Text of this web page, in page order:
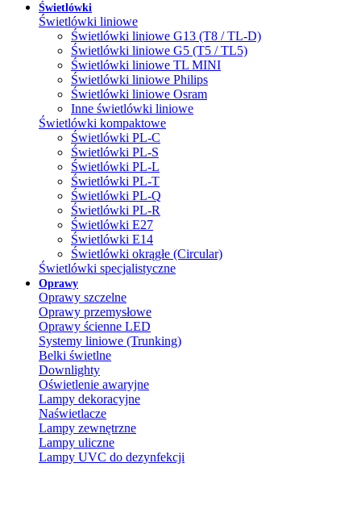
Świetlówki
Świetlówki liniowe
Świetlówki liniowe G13 (T8 / TL-D)
Świetlówki liniowe G5 (T5 / TL5)
Świetlówki liniowe TL MINI
Świetlówki liniowe Philips
Świetlówki liniowe Osram
Inne świetlówki liniowe
Świetlówki kompaktowe
Świetlówki PL-C
Świetlówki PL-S
Świetlówki PL-L
Świetlówki PL-T
Świetlówki PL-Q
Świetlówki PL-R
Świetlówki E27
Świetlówki E14
Świetlówki okrągłe (Circular)
Świetlówki specjalistyczne
Oprawy
Oprawy szczelne
Oprawy przemysłowe
Oprawy ścienne LED
Systemy liniowe (Trunking)
Belki świetlne
Downlighty
Oświetlenie awaryjne
Lampy dekoracyjne
Naświetlacze
Lampy zewnętrzne
Lampy uliczne
Lampy UVC do dezynfekcji